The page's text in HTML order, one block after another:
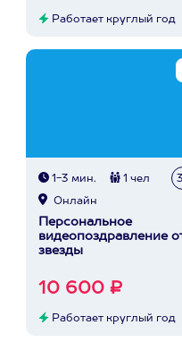
Работает круглый год
1-3 мин. 1 чел
Онлайн
Персональное
видеопоздравление
звезды
10 600 ₽
Работает круглый год